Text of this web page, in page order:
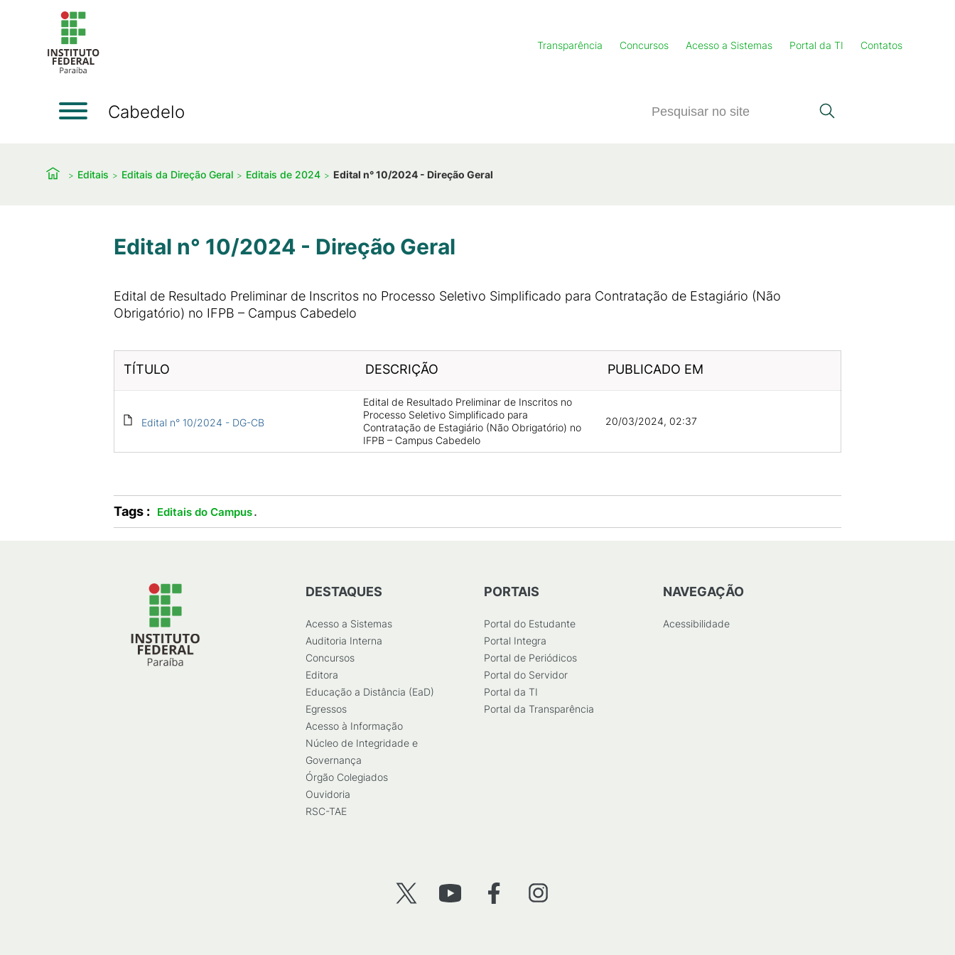
Transparência Concursos Acesso a Sistemas Portal da TI Contatos
Cabedelo
Editais Editais da Direção Geral Editais de 2024 Edital n° 10/2024 - Direção Geral
Edital n° 10/2024 - Direção Geral
Edital de Resultado Preliminar de Inscritos no Processo Seletivo Simplificado para Contratação de Estagiário (Não
Obrigatório) no IFPB – Campus Cabedelo
TÍTULO DESCRIÇÃO PUBLICADO EM
Edital n° 10/2024 - DG-CB
Edital de Resultado Preliminar de Inscritos no
Processo Seletivo Simplificado para
Contratação de Estagiário (Não Obrigatório) no
IFPB – Campus Cabedelo
20/03/2024, 02:37
Tags : Editais do Campus.
DESTAQUES
Acesso a Sistemas
Auditoria Interna
Concursos
Editora
Educação a Distância (EaD)
Egressos
Acesso à Informação
Núcleo de Integridade e
Governança
Órgão Colegiados
Ouvidoria
RSC-TAE
PORTAIS
Portal do Estudante
Portal Integra
Portal de Periódicos
Portal do Servidor
Portal da TI
Portal da Transparência
NAVEGAÇÃO
Acessibilidade